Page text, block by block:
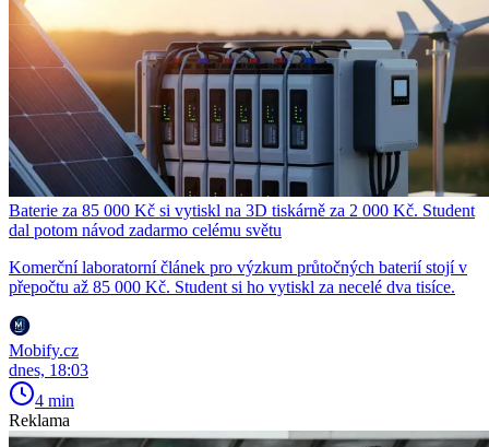
Baterie za 85 000 Kč si vytiskl na 3D tiskárně za 2 000 Kč. Student
dal potom návod zadarmo celému světu
Komerční laboratorní článek pro výzkum průtočných baterií stojí v
přepočtu až 85 000 Kč. Student si ho vytiskl za necelé dva tisíce.
Mobify.cz
dnes, 18:03
4 min
Reklama